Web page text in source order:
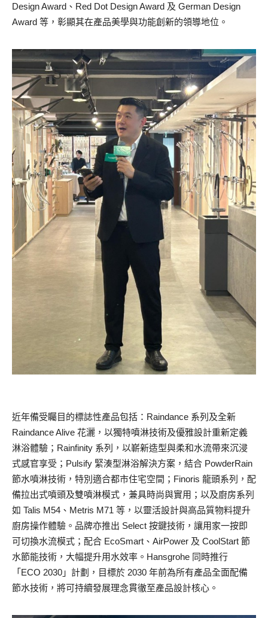
Design Award、Red Dot Design Award 及 German Design
Award 等，彰顯其在產品美學與功能創新的領導地位。
近年備受矚目的標誌性產品包括：Raindance 系列及全新
Raindance Alive 花灑，以獨特噴淋技術及優雅設計重新定義
淋浴體驗；Rainfinity 系列，以嶄新造型與柔和水流帶來沉浸
式感官享受；Pulsify 緊湊型淋浴解決方案，結合 PowderRain
節水噴淋技術，特別適合都市住宅空間；Finoris 龍頭系列，配
備拉出式噴頭及雙噴淋模式，兼具時尚與實用；以及廚房系列
如 Talis M54、Metris M71 等，以靈活設計與高品質物料提升
廚房操作體驗。品牌亦推出 Select 按鍵技術，讓用家一按即
可切換水流模式；配合 EcoSmart、AirPower 及 CoolStart 節
水節能技術，大幅提升用水效率。Hansgrohe 同時推行
「ECO 2030」計劃，目標於 2030 年前為所有產品全面配備
節水技術，將可持續發展理念貫徹至產品設計核心。